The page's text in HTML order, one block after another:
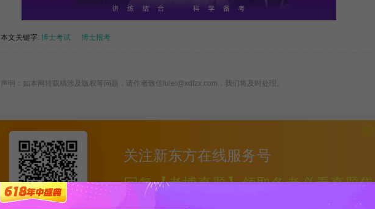
本文关键字: 博士考试 博士报考
声明：如本网转载稿涉及版权等问题，请作者致信lulei@xdfzx.com，我们将及时处理。
关注新东方在线服务号
回复【考博真题】领取备考必看真题集